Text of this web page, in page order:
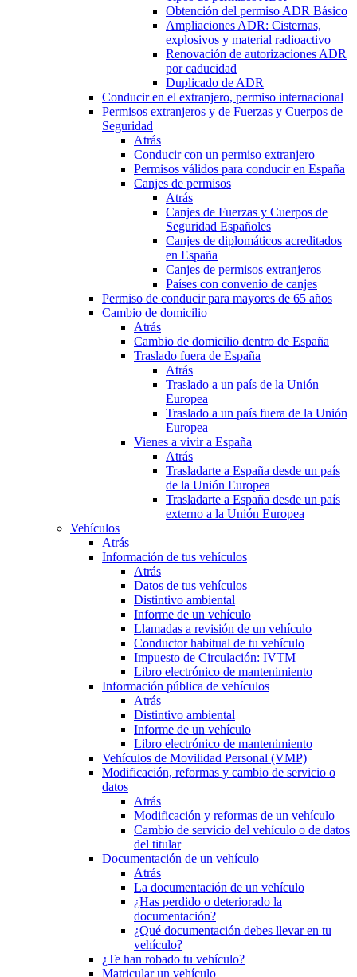
Obtención del permiso ADR Básico
Ampliaciones ADR: Cisternas,
explosivos y material radioactivo
Renovación de autorizaciones ADR
por caducidad
Duplicado de ADR
Conducir en el extranjero, permiso internacional
Permisos extranjeros y de Fuerzas y Cuerpos de
Seguridad
Atrás
Conducir con un permiso extranjero
Permisos válidos para conducir en España
Canjes de permisos
Atrás
Canjes de Fuerzas y Cuerpos de
Seguridad Españoles
Canjes de diplomáticos acreditados
en España
Canjes de permisos extranjeros
Países con convenio de canjes
Permiso de conducir para mayores de 65 años
Cambio de domicilio
Atrás
Cambio de domicilio dentro de España
Traslado fuera de España
Atrás
Traslado a un país de la Unión
Europea
Traslado a un país fuera de la Unión
Europea
Vienes a vivir a España
Atrás
Trasladarte a España desde un país
de la Unión Europea
Trasladarte a España desde un país
externo a la Unión Europea
Vehículos
Atrás
Información de tus vehículos
Atrás
Datos de tus vehículos
Distintivo ambiental
Informe de un vehículo
Llamadas a revisión de un vehículo
Conductor habitual de tu vehículo
Impuesto de Circulación: IVTM
Libro electrónico de mantenimiento
Información pública de vehículos
Atrás
Distintivo ambiental
Informe de un vehículo
Libro electrónico de mantenimiento
Vehículos de Movilidad Personal (VMP)
Modificación, reformas y cambio de servicio o
datos
Atrás
Modificación y reformas de un vehículo
Cambio de servicio del vehículo o de datos
del titular
Documentación de un vehículo
Atrás
La documentación de un vehículo
¿Has perdido o deteriorado la
documentación?
¿Qué documentación debes llevar en tu
vehículo?
¿Te han robado tu vehículo?
Matricular un vehículo